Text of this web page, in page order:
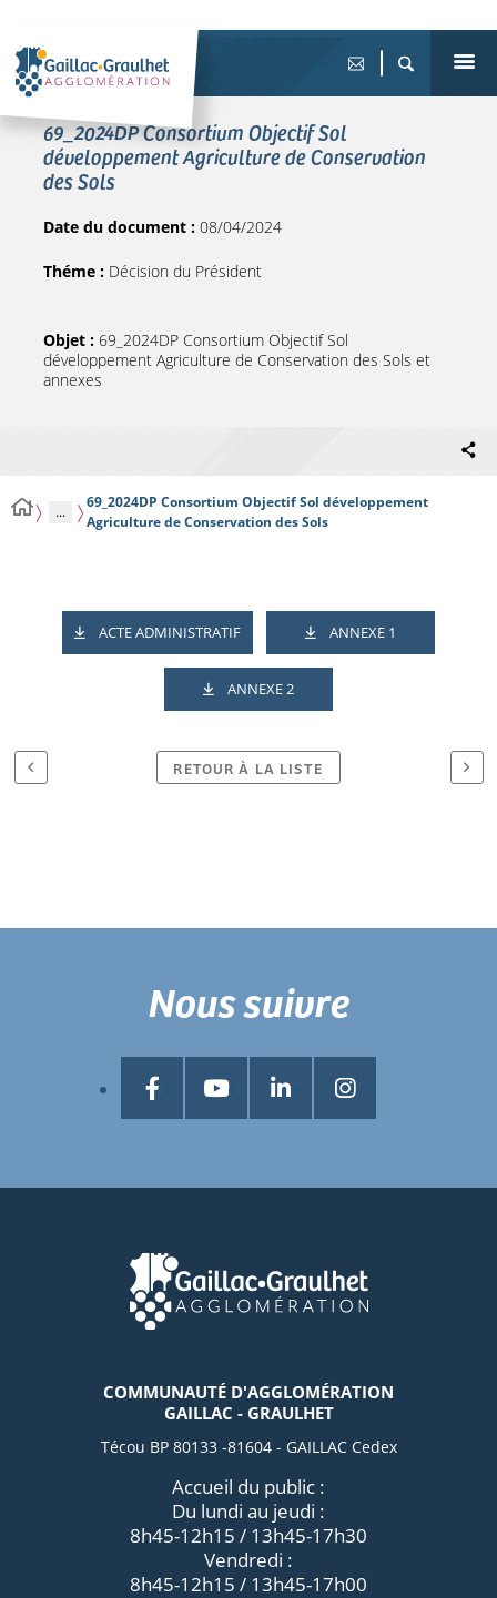
69_2024DP Consortium Objectif Sol
développement Agriculture de Conservation
des Sols
Date du document : 08/04/2024
Théme : Décision du Président
Objet : 69_2024DP Consortium Objectif Sol
développement Agriculture de Conservation des Sols et
annexes
...
69_2024DP Consortium Objectif Sol développement
Agriculture de Conservation des Sols
ACTE ADMINISTRATIF ANNEXE 1
ANNEXE 2
RETOUR À LA LISTE
COMMUNAUTÉ D'AGGLOMÉRATION
GAILLAC - GRAULHET
Técou BP 80133 -81604 - GAILLAC Cedex
Accueil du public :
Du lundi au jeudi :
8h45-12h15 / 13h45-17h30
Vendredi :
8h45-12h15 / 13h45-17h00
Nous suivre